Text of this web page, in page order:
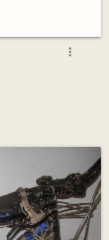
more_vert